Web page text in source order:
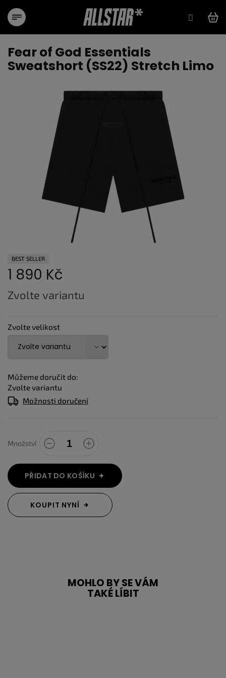
obsah
Fear of God Essentials
Sweatshort (SS22) Stretch Limo
BEST SELLER
1 890 Kč
Měrná
cena:
Zvolte variantu
Zvolte velikost
Můžeme doručit do:
Zvolte variantu
Možnosti doručení
Množství
PŘIDAT DO KOŠÍKU
KOUPIT NYNÍ
MOHLO BY SE VÁM
TAKÉ LÍBIT